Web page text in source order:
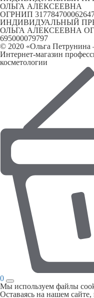
ОЛЬГА АЛЕКСЕЕВНА
ОГРНИП
ИНДИВИДУАЛЬНЫЙ
ОЛЬГА АЛЕКСЕЕВНА
695000079797
© 2020 «Ольга Петрунина
Интернет-магазин
косметологии
0
Мы используем файлы
Оставаясь на нашем